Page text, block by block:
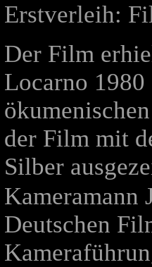
Erstverleih:
Der Film
Locarno
der Film mit
Silber
Kameramann
Deutschen